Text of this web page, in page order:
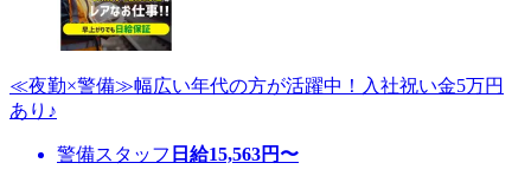
≪夜勤×警備≫幅広い年代の方が活躍中！入社祝い金5万円
あり♪
警備スタッフ 日給15,563円〜